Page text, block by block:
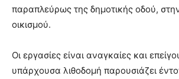
παραπλεύρως της δημοτικής οδού,
οικισμού.
Οι εργασίες είναι αναγκαίες και
υπάρχουσα λιθοδομή παρουσιάζει